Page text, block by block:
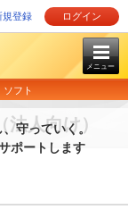
規登録 ログイン
メニュー
ソフト
人向け）
守っていく。
ポートします